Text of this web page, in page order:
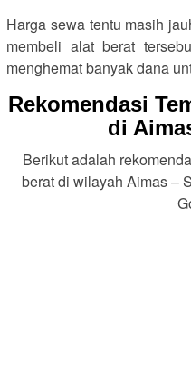
Harga sewa tentu masih
membeli alat berat
menghemat banyak dana
Rekomendasi
di
Berikut adalah
berat di wilayah Aimas –